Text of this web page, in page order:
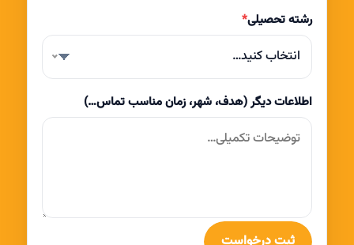
رشته تحصیلی*
انتخاب کنید…
اطلاعات دیگر (هدف، شهر، زمان مناسب تماس…)